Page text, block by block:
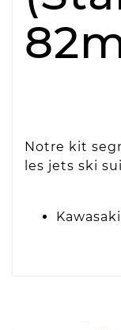
Notre kit
les jets ski